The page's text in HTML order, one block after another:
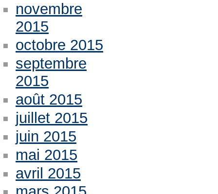
novembre
2015
octobre 2015
septembre
2015
août 2015
juillet 2015
juin 2015
mai 2015
avril 2015